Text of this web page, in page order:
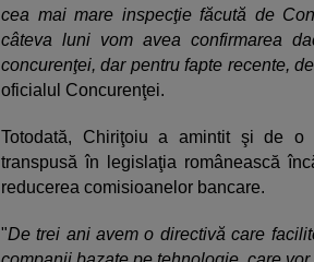
cea mai mare inspecţie făcută de
câteva luni vom avea confirmarea
concurenţei, dar pentru fapte recente,
oficialul Concurenţei.
Totodată, Chiriţoiu a amintit şi de o
transpusă în legislaţia românească
reducerea comisioanelor bancare.
"De trei ani avem o directivă care